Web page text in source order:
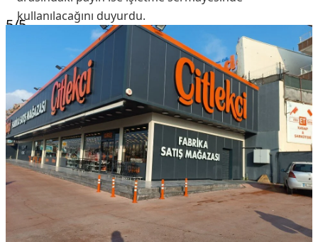
kullanılacağını duyurdu.
5/5